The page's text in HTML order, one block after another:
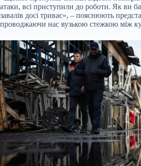
атаки, всі приступили до роботи. Як ви
завалів досі триває», – пояснюють
проводжаючи нас вузькою стежкою між